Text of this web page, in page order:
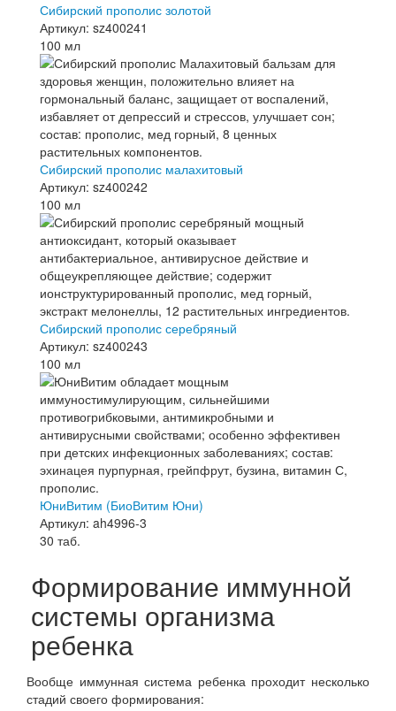
Сибирский прополис золотой
Артикул: sz400241
100 мл
Сибирский прополис малахитовый
Артикул: sz400242
100 мл
Сибирский прополис серебряный
Артикул: sz400243
100 мл
ЮниВитим (БиоВитим Юни)
Артикул: ah4996-3
30 таб.
Формирование иммунной
системы организма
ребенка
Вообще иммунная система ребенка проходит несколько
стадий своего формирования: